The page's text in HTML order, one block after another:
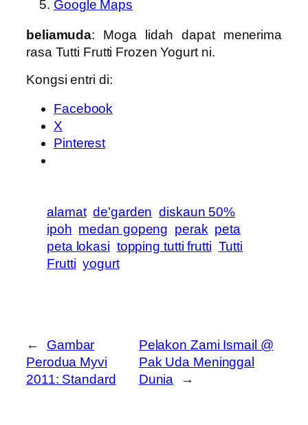
Google Maps
beliamuda: Moga lidah dapat menerima
rasa Tutti Frutti Frozen Yogurt ni.
Kongsi entri di:
Facebook
X
Pinterest
alamat de’garden diskaun 50%
ipoh medan gopeng perak peta
peta lokasi topping tutti frutti Tutti
Frutti yogurt
←
Gambar
Perodua Myvi
2011: Standard
Pelakon Zami Ismail @
Pak Uda Meninggal
Dunia
→